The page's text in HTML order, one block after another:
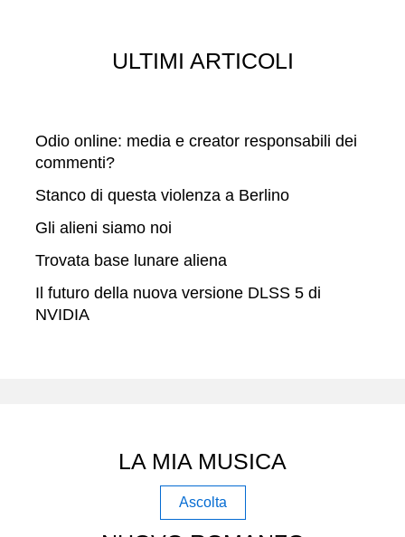
ULTIMI ARTICOLI
Odio online: media e creator responsabili dei
commenti?
Stanco di questa violenza a Berlino
Gli alieni siamo noi
Trovata base lunare aliena
Il futuro della nuova versione DLSS 5 di
NVIDIA
LA MIA MUSICA
Ascolta